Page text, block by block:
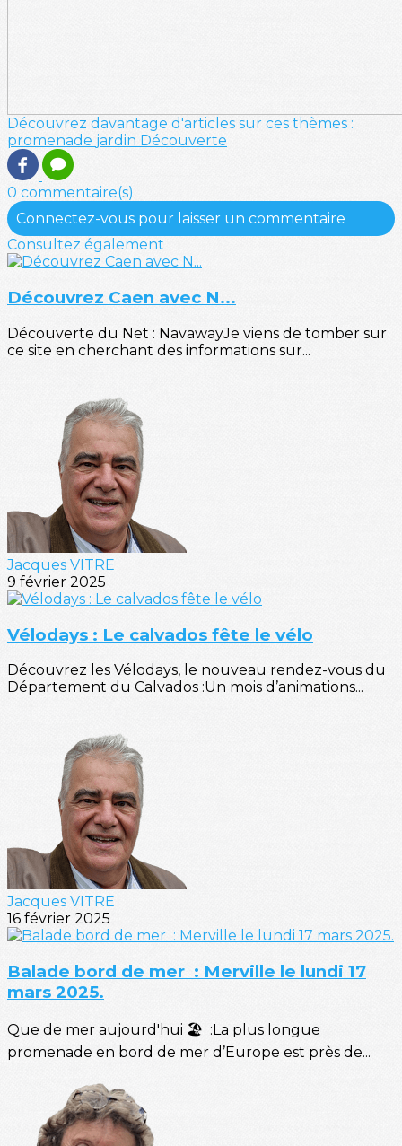
Découvrez davantage d'articles sur ces thèmes :
promenade jardin Découverte
0 commentaire(s)
Connectez-vous pour laisser un commentaire
Consultez également
Découvrez Caen avec N...
Découverte du Net : NavawayJe viens de tomber sur
ce site en cherchant des informations sur...
Jacques VITRE
9 février 2025
Vélodays : Le calvados fête le vélo
Découvrez les Vélodays, le nouveau rendez-vous du
Département du Calvados :Un mois d’animations...
Jacques VITRE
16 février 2025
Balade bord de mer : Merville le lundi 17
mars 2025.
Que de mer aujourd'hui 🏖️ :La plus longue
promenade en bord de mer d’Europe est près de...